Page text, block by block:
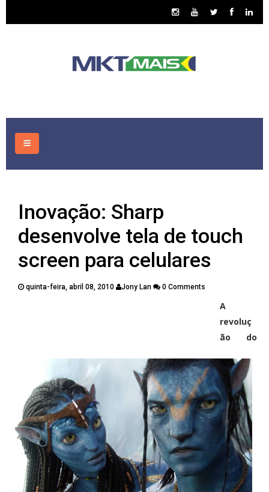
CONSULTORIA
ASSUNTOS
PUBLICAÇÕES
Inovação: Sharp
desenvolve tela de touch
screen para celulares
quinta-feira, abril 08, 2010 Jony Lan 0 Comments
A
revoluç
ão do